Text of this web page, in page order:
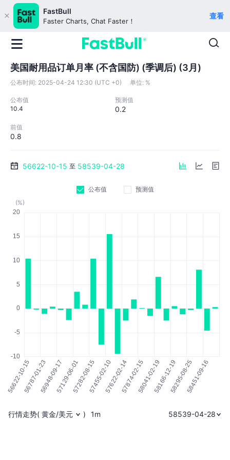
FastBull
Faster Charts, Chat Faster！
查看
美国耐用品订单月率 (不含国防) (季调后) (3月)
公布时间: 2025-04-24 12:30 (UTC +0) 单位: %
公布值
10.4
预测值
0.2
前值
0.8
56622-10-15 至 58539-04-28
公布值
预测值
(%)
行情走势( 黄金/美元 ) 1m 58539-04-28